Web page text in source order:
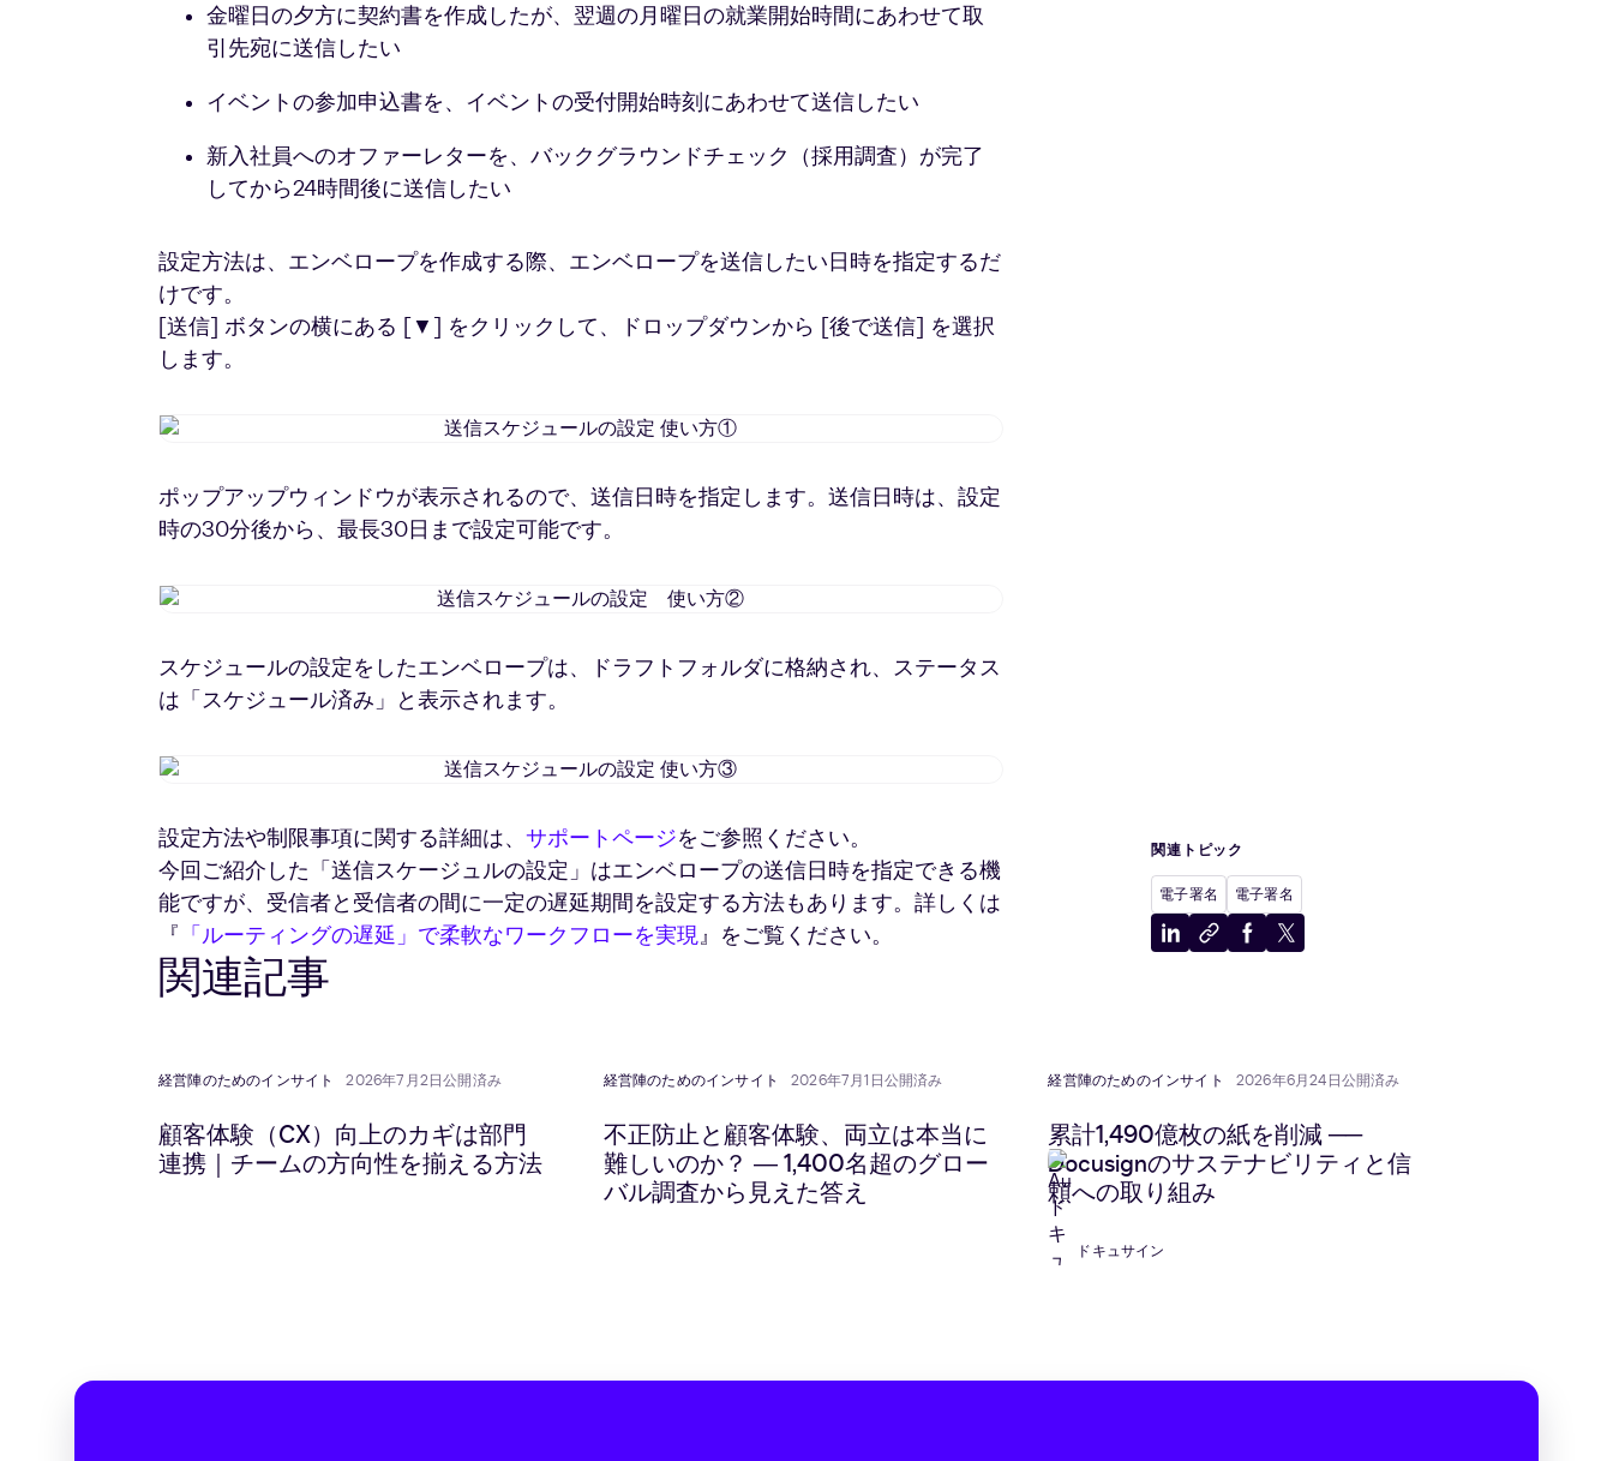
金曜日の夕方に契約書を作成したが、翌週の月曜日の就業開始時間にあわせて取
引先宛に送信したい
イベントの参加申込書を、イベントの受付開始時刻にあわせて送信したい
新入社員へのオファーレターを、バックグラウンドチェック（採用調査）が完了
してから24時間後に送信したい
設定方法は、エンベロープを作成する際、エンベロープを送信したい日時を指定するだ
けです。
[送信] ボタンの横にある [▼] をクリックして、ドロップダウンから [後で送信] を選択
します。
送
ケ
ジ
ー
ル
設
方
ポップアップウィンドウが表示されるので、送信日時を指定します。送信日時は、設定
時の30分後から、最長30日まで設定可能です。
送
ケ
ー
ル
設
定
使
い
方
スケジュールの設定をしたエンベロープは、ドラフトフォルダに格納され、ステータス
は「スケジュール済み」と表示されます。
送
ケ
ジ
ュ
ー
設定方法や制限事項に関する詳細は、 サポートページをご参照ください。
今回ご紹介した「送信スケージュルの設定」はエンベロープの送信日時を指定できる機
能ですが、受信者と受信者の間に一定の遅延期間を設定する方法もあります。詳しくは
『 「ルーティングの遅延」で柔軟なワークフローを実現』をご覧ください。
関連トピック
電子署名 電子署名
LinkedIn
ク
ー
に
コ
ピ
ー
Facebook
X
関連記事
経営陣のためのインサイト 2026年7月2日公開済み
顧客体験（CX）向上のカギは部門
連携｜チームの方向性を揃える方法
経営陣のためのインサイト 2026年7月1日公開済み
不正防止と顧客体験、両立は本当に
難しいのか？ ― 1,400名超のグロー
バル調査から見えた答え
経営陣のためのインサイト 2026年6月24日公開済み
累計1,490億枚の紙を削減 ──
Docusignのサステナビリティと信
頼への取り組み
ドキュサイン